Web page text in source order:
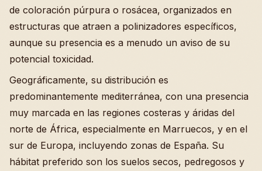
de coloración púrpura o rosácea, organizados en
estructuras que atraen a polinizadores específicos,
aunque su presencia es a menudo un aviso de su
potencial toxicidad.
Geográficamente, su distribución es
predominantemente mediterránea, con una presencia
muy marcada en las regiones costeras y áridas del
norte de África, especialmente en Marruecos, y en el
sur de Europa, incluyendo zonas de España. Su
hábitat preferido son los suelos secos, pedregosos y